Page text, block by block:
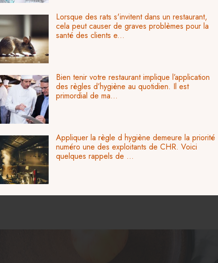
Lorsque des rats s'invitent dans un restaurant,
cela peut causer de graves problèmes pour la
santé des clients e...
Bien tenir votre restaurant implique l’application
des règles d’hygiène au quotidien. Il est
primordial de ma...
Appliquer la règle d hygiène demeure la priorité
numéro une des exploitants de CHR. Voici
quelques rappels de ...